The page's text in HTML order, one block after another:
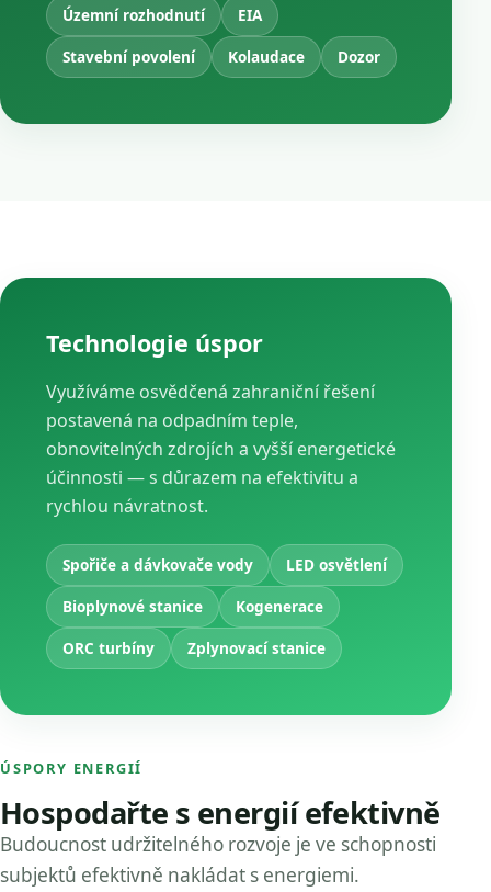
Územní rozhodnutí
EIA
Stavební povolení
Kolaudace Dozor
Technologie úspor
Využíváme osvědčená zahraniční řešení
postavená na odpadním teple,
obnovitelných zdrojích a vyšší energetické
účinnosti — s důrazem na efektivitu a
rychlou návratnost.
Spořiče a dávkovače vody
LED osvětlení
Bioplynové stanice
Kogenerace
ORC turbíny
Zplynovací stanice
ÚSPORY ENERGIÍ
Hospodařte s energií efektivně
Budoucnost udržitelného rozvoje je ve schopnosti
subjektů efektivně nakládat s energiemi.